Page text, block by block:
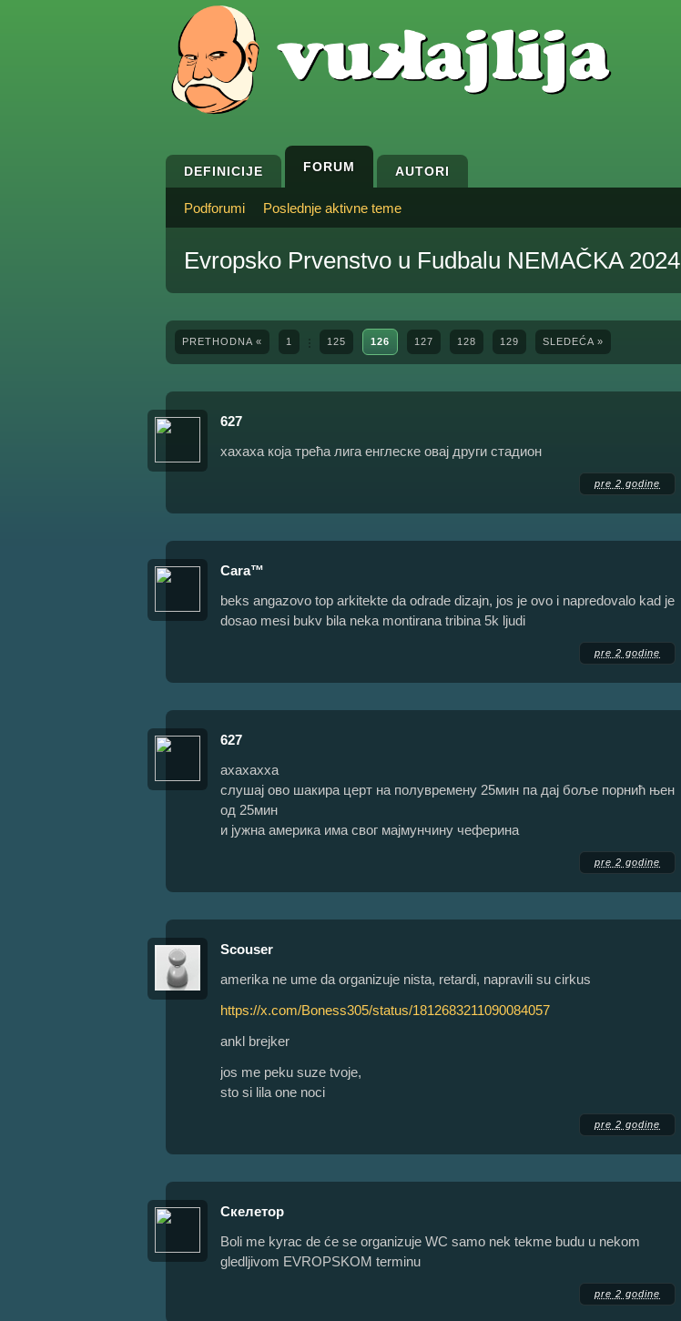
DEFINICIJE FORUM AUTORI
Podforumi Poslednje aktivne teme
Evropsko Prvenstvo u Fudbalu NEMAČKA 2024
PRETHODNA « 1 125 126 127 128 129 SLEDEĆA »
627
хахаха која трећа лига енглеске овај други стадион
pre 2 godine
Cara™
beks angazovo top arkitekte da odrade dizajn, jos je ovo i napredovalo kad je
dosao mesi bukv bila neka montirana tribina 5k ljudi
pre 2 godine
627
ахахахха
слушај ово шакира церт на полувремену 25мин па дај боље порнић њен
од 25мин
и јужна америка има свог мајмунчину чеферина
pre 2 godine
Scouser
amerika ne ume da organizuje nista, retardi, napravili su cirkus
https://x.com/Boness305/status/1812683211090084057
ankl brejker
jos me peku suze tvoje,
sto si lila one noci
pre 2 godine
Скелетор
Boli me kyrac de će se organizuje WC samo nek tekme budu u nekom
gledljivom EVROPSKOM terminu
pre 2 godine